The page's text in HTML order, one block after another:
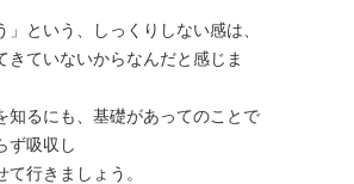
」という、しっくりしない感は、
きていないからなんだと感じま
知るにも、基礎があってのことで
ず吸収し
行きましょう。